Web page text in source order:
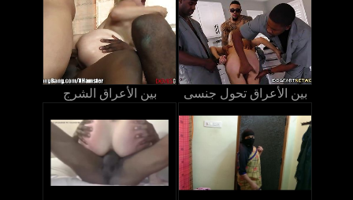
بين الأعراق الشرج بين الأعراق تحول جنسى